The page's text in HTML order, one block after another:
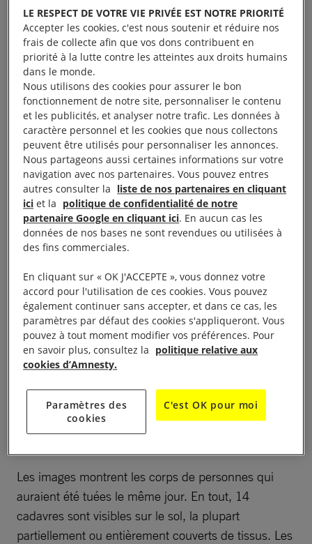
plusieurs villes dont Bambari au centre, et Bangui la
capitale. D’important déplacements de populations
ont eu lieu comme à Bangassou, au sud-est. Des
pillages et des blocages à l’acheminement des biens
de première nécessité et de l’aide humanitaire ont
également été constatés.
Attaque d’un site religieux
Le 22 décembre 2020, des membres de la CPC ont
occupé plusieurs positions dans la ville de Bambari.
gouvernementales et leurs alliés y ont affronté les
membres de la CPC avant que ces derniers ne se
retirent de la ville. C’est dans ce contexte que 14
civils ont été tués. En effet, Crisis Evidence Lab,
notre équipe spécialisée dans l’analyse de preuves,
datées du 16 février 2021 pouvant être
géolocalisées dans un site religieux à l’est de
Les images montrent les corps de personnes qui
auraient été tuées le même jour. En tout, 14
cadavres sont visibles sur le sol, la plupart
partiellement ou entièrement couverts de tissus. Les
LE RESPECT DE VOTRE VIE PRIVÉE EST NOTRE PRIORITÉ
Accepter les cookies, c'est nous soutenir et réduire nos
frais de collecte afin que vos dons contribuent en
priorité à la lutte contre les atteintes aux droits humains
dans le monde.
Nous utilisons des cookies pour assurer le bon
fonctionnement de notre site, personnaliser le contenu
et les publicités, et analyser notre trafic. Les données à
caractère personnel et les cookies que nous collectons
peuvent être utilisés pour personnaliser les annonces.
Nous partageons aussi certaines informations sur votre
navigation avec nos partenaires. Vous pouvez entres
autres consulter la liste de nos partenaires en cliquant
ici et la politique de confidentialité de notre
partenaire Google en cliquant ici. En aucun cas les
données de nos bases ne sont revendues ou utilisées à
des fins commerciales.
En cliquant sur « OK J'ACCEPTE », vous donnez votre
accord pour l'utilisation de ces cookies. Vous pouvez
également continuer sans accepter, et dans ce cas, les
paramètres par défaut des cookies s'appliqueront. Vous
pouvez à tout moment modifier vos préférences. Pour
en savoir plus, consultez la politique relative aux
cookies d’Amnesty.
Paramètres des
cookies
C'est OK pour moi